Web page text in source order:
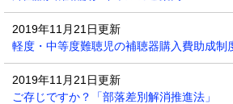
2019年11月21日更新
軽度・中等度難聴児の補聴器購入費助成制
2019年11月21日更新
ご存じですか？「部落差別解消推進法」